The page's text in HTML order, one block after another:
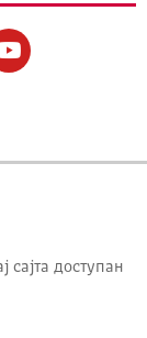
сајта доступан